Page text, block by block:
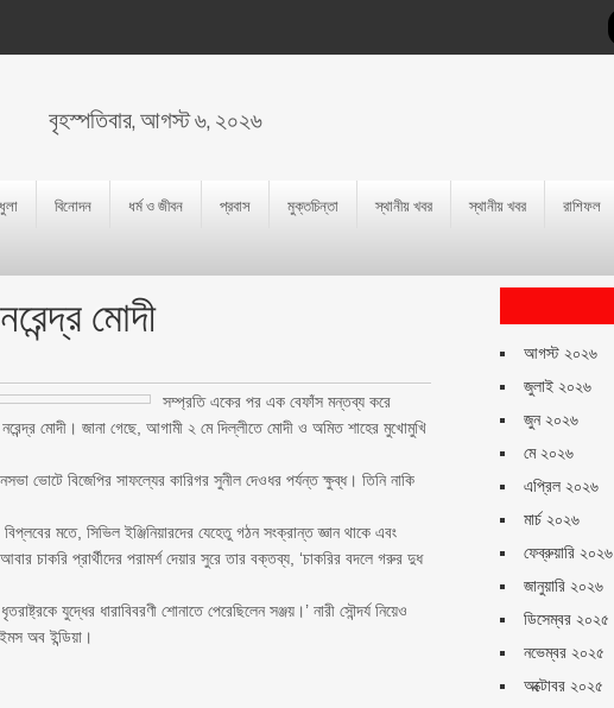
বৃহস্পতিবার, আগস্ট ৬, ২০২৬
বিনোদন ধর্ম ও জীবন প্রবাস মুক্তচিন্তা স্থানীয় খবর স্থানীয় খবর রাশিফল
মোদী
সম্প্রতি একের পর এক বেফাঁস মন্তব্য করে
মোদী। জানা গেছে, আগামী ২ মে দিল্লীতে মোদী ও অমিত শাহের মুখোমুখি
ভোটে বিজেপির সাফল্যের কারিগর সুনীল দেওধর পর্যন্ত ক্ষুব্ধ। তিনি নাকি
বিপ্লবের মতে, সিভিল ইঞ্জিনিয়ারদের যেহেতু গঠন সংক্রান্ত জ্ঞান থাকে এবং
চাকরি প্রার্থীদের পরামর্শ দেয়ার সুরে তার বক্তব্য, ‘চাকরির বদলে গরুর দুধ
যুদ্ধের ধারাবিবরণী শোনাতে পেরেছিলেন সঞ্জয়।’ নারী সৌন্দর্য নিয়েও
অব ইন্ডিয়া।
আগস্ট ২০২৬
জুলাই ২০২৬
জুন ২০২৬
মে ২০২৬
এপ্রিল ২০২৬
মার্চ ২০২৬
ফেব্রুয়ারি ২০২৬
জানুয়ারি ২০২৬
ডিসেম্বর ২০২৫
নভেম্বর ২০২৫
অক্টোবর ২০২৫